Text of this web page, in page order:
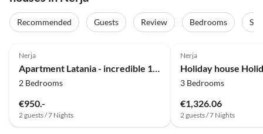
Recommended Guests Review Bedrooms
Nerja
2 Bedrooms
€950.-
2 guests / 7 Nights
Nerja
3 Bedrooms
€1,326.06
2 guests / 7 Nights